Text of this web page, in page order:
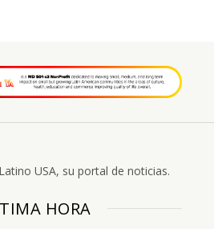
USA, su portal de noticias.
HORA